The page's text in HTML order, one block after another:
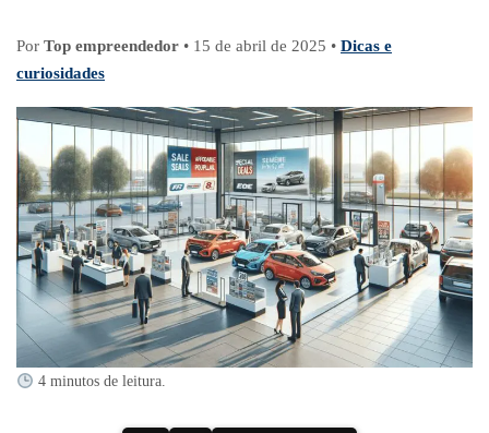
Por Top empreendedor • 15 de abril de 2025 • Dicas e
curiosidades
4 minutos de leitura.